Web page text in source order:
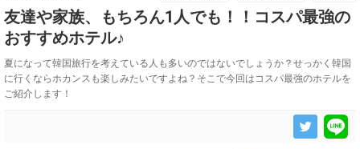
友達や家族、もちろん1人でも！！コスパ最強の
おすすめホテル♪
夏になって韓国旅行を考えている人も多いのではないでしょうか？せっかく韓国
に行くならホカンスも楽しみたいですよね？そこで今回はコスパ最強のホテルを
ご紹介します！